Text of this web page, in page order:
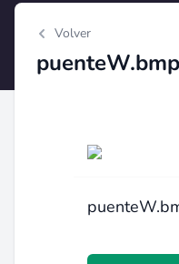
Volver
puenteW.bmp